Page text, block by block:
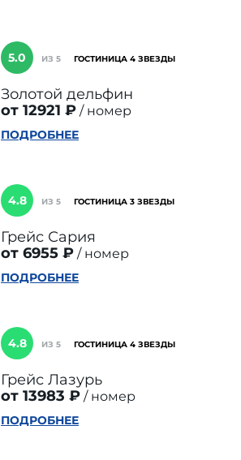
5.0 ИЗ 5 ГОСТИНИЦА 4 ЗВЕЗДЫ
Золотой дельфин
от 12921 ₽
номер
ПОДРОБНЕЕ
4.8 ИЗ 5 ГОСТИНИЦА 3 ЗВЕЗДЫ
Грейс Сария
от 6955 ₽
номер
ПОДРОБНЕЕ
4.8 ИЗ 5 ГОСТИНИЦА 4 ЗВЕЗДЫ
Грейс Лазурь
от 13983 ₽
номер
ПОДРОБНЕЕ